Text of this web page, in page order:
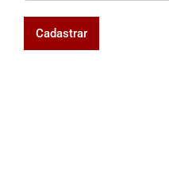
Cadastrar